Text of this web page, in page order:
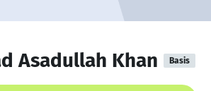
Asadullah Khan Basis